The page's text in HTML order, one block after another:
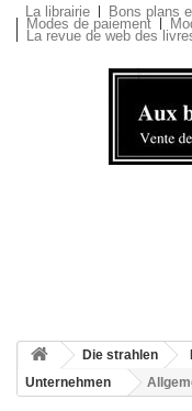
La librairie Bons plans
Modes de paiement
La revue de web des
Die strahlen
Unternehmen